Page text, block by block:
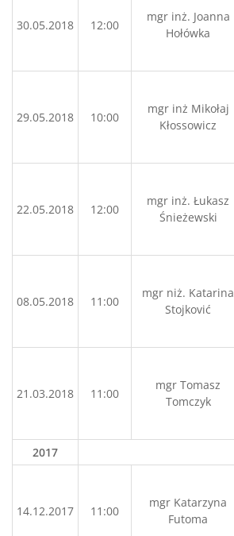
30.05.2018 12:00
mgr inż. Joanna
Hołówka
29.05.2018 10:00
mgr inż Mikołaj
Kłossowicz
22.05.2018 12:00
mgr inż. Łukasz
Śnieżewski
08.05.2018 11:00
mgr niż. Katarina
Stojković
21.03.2018 11:00
mgr Tomasz
Tomczyk
2017
14.12.2017 11:00
mgr Katarzyna
Futoma